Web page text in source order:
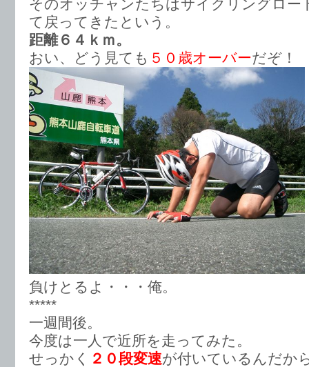
そのオッチャンたちはサイクリングロー
て戻ってきたという。
距離６４ｋｍ。
おい、どう見ても ５０歳オーバーだぞ！
負けとるよ・・・俺。
*****
一週間後。
今度は一人で近所を走ってみた。
せっかく ２０段変速が付いているんだか